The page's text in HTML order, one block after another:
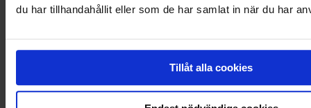
du har tillhandahållit eller som de har samlat in när du har
Tillåt alla cookies
Meistä
Saavutettavuus